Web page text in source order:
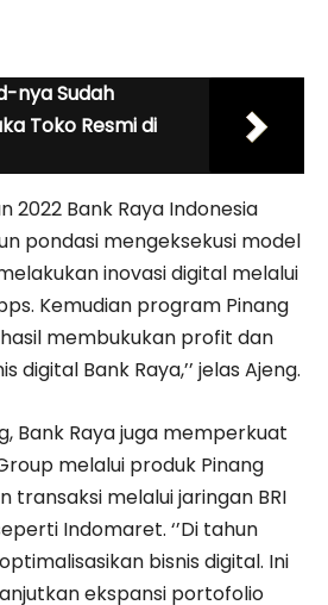
nya Sudah
Toko Resmi di
2022 Bank Raya Indonesia
pondasi mengeksekusi model
inovasi digital melalui
Kemudian program Pinang
membukukan profit dan
digital Bank Raya,’’ jelas Ajeng.
Bank Raya juga memperkuat
melalui produk Pinang
transaksi melalui jaringan BRI
Indomaret. ‘’Di tahun
bisnis digital. Ini
ekspansi portofolio